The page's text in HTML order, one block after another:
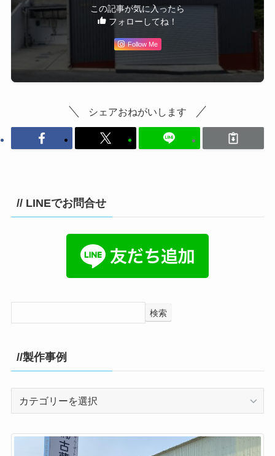
この記事が気に入ったら
フォローしてね！
Follow Me
シェアおねがいします
// LINEでお問合せ
検索
//製作事例
事